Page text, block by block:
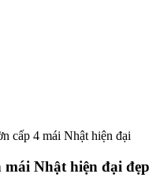
cấp 4 mái Nhật hiện đại
Nhật hiện đại đẹp